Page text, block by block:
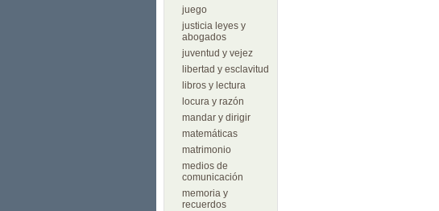
juego
justicia leyes y
abogados
juventud y vejez
libertad y esclavitud
libros y lectura
locura y razón
mandar y dirigir
matemáticas
matrimonio
medios de
comunicación
memoria y
recuerdos